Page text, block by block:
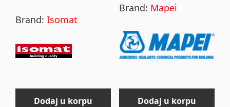
Brand: Isomat
Dodaj u korpu
Brand: Mapei
Dodaj u korpu